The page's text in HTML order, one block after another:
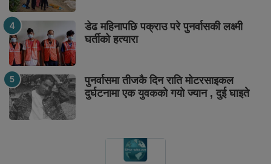
डेढ महिनापछि पक्राउ परे पुनर्वासकी लक्ष्मी
घर्तीको हत्यारा
पुनर्वासमा तीजकै दिन राति मोटरसाइकल
दुर्घटनामा एक युवकको गयो ज्यान , दुई घाइते